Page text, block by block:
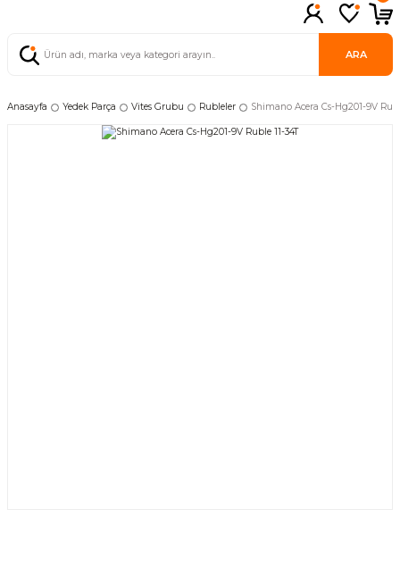
ARA
Anasayfa Yedek Parça Vites Grubu Rubleler Shimano Acera Cs-Hg201-9V